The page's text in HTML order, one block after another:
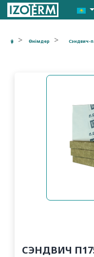
үй Өнімдер Сэндвич-
СЭНДВИЧ